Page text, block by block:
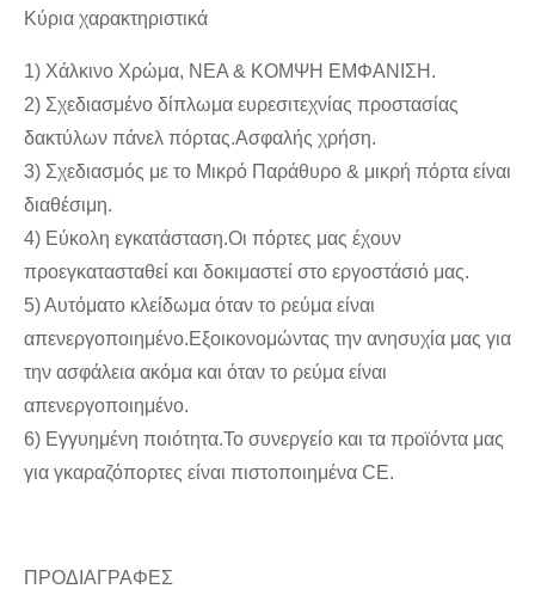
Κύρια χαρακτηριστικά
1) Χάλκινο Χρώμα, ΝΕΑ & ΚΟΜΨΗ ΕΜΦΑΝΙΣΗ.
2) Σχεδιασμένο δίπλωμα ευρεσιτεχνίας προστασίας
δακτύλων πάνελ πόρτας.Ασφαλής χρήση.
3) Σχεδιασμός με το Μικρό Παράθυρο & μικρή πόρτα είναι
διαθέσιμη.
4) Εύκολη εγκατάσταση.Οι πόρτες μας έχουν
προεγκατασταθεί και δοκιμαστεί στο εργοστάσιό μας.
5) Αυτόματο κλείδωμα όταν το ρεύμα είναι
απενεργοποιημένο.Εξοικονομώντας την ανησυχία μας για
την ασφάλεια ακόμα και όταν το ρεύμα είναι
απενεργοποιημένο.
6) Εγγυημένη ποιότητα.Το συνεργείο και τα προϊόντα μας
για γκαραζόπορτες είναι πιστοποιημένα CE.
ΠΡΟΔΙΑΓΡΑΦΕΣ